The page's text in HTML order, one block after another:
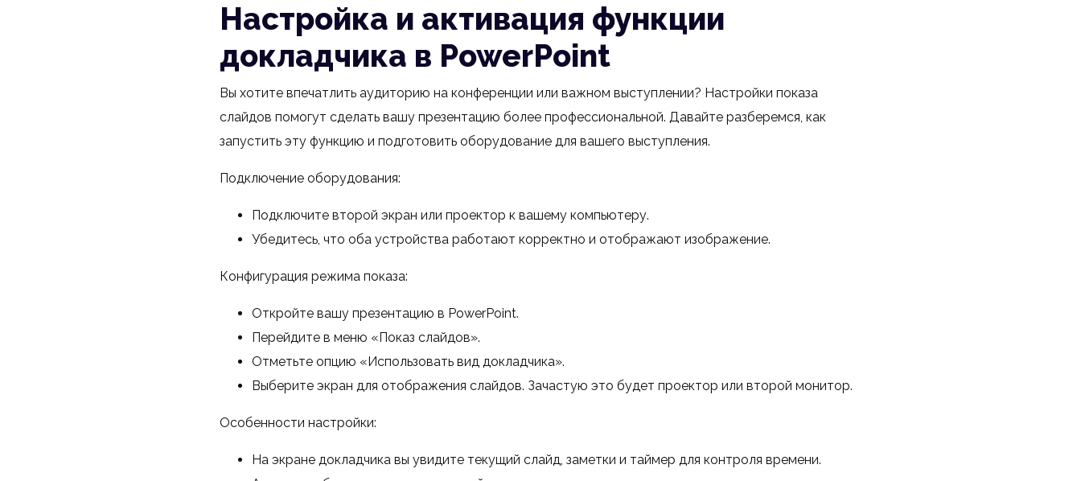
Настройка и активация функции
докладчика в PowerPoint
Вы хотите впечатлить аудиторию на конференции или важном выступлении? Настройки показа
слайдов помогут сделать вашу презентацию более профессиональной. Давайте разберемся, как
запустить эту функцию и подготовить оборудование для вашего выступления.
Подключение оборудования:
Подключите второй экран или проектор к вашему компьютеру.
Убедитесь, что оба устройства работают корректно и отображают изображение.
Конфигурация режима показа:
Откройте вашу презентацию в PowerPoint.
Перейдите в меню «Показ слайдов».
Отметьте опцию «Использовать вид докладчика».
Выберите экран для отображения слайдов. Зачастую это будет проектор или второй монитор.
Особенности настройки:
На экране докладчика вы увидите текущий слайд, заметки и таймер для контроля времени.